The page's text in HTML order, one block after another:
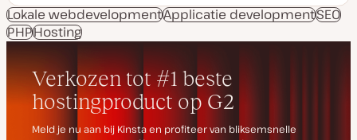
a
t
m
u
d
a
e
o
s
t
e
n
d
r
r
p
Lokale webdevelopmentApplicatie developmentSEO
PHPHosting